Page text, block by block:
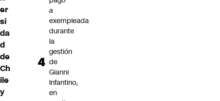
er
si
da
d
de
Ch
ile
y
a
exempleada
durante
la
gestión
de
Gianni
Infantino,
en